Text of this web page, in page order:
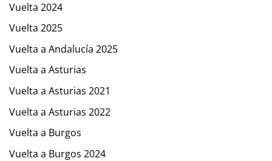
Vuelta 2024
Vuelta 2025
Vuelta a Andalucía 2025
Vuelta a Asturias
Vuelta a Asturias 2021
Vuelta a Asturias 2022
Vuelta a Burgos
Vuelta a Burgos 2024